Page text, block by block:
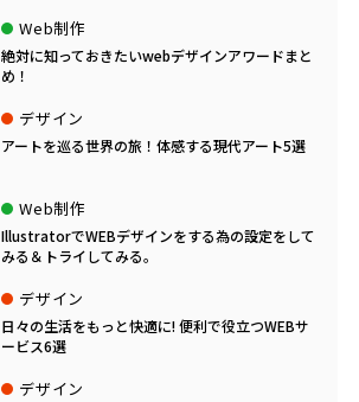
Web制作
絶対に知っておきたいwebデザインアワードまと
め！
デザイン
アートを巡る世界の旅！体感する現代アート5選
Web制作
IllustratorでWEBデザインをする為の設定をして
みる＆トライしてみる。
デザイン
日々の生活をもっと快適に! 便利で役立つWEBサ
ービス6選
デザイン